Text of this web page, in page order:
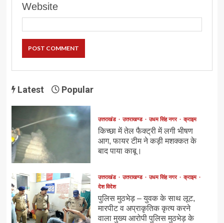
Website
Latest Popular
उत्तराखंड उत्तराखण्ड उधम सिंह नगर क्राइम
किच्छा में तेल फैक्ट्री में लगी भीषण
आग, फायर टीम ने कड़ी मशक्कत के
बाद पाया काबू।
उत्तराखंड उत्तराखण्ड उधम सिंह नगर
क्राइम
देश विदेश
पुलिस मुठभेड़ – युवक के साथ लूट,
मारपीट व अप्राकृतिक कृत्य करने
वाला मुख्य आरोपी पुलिस मुठभेड़ के